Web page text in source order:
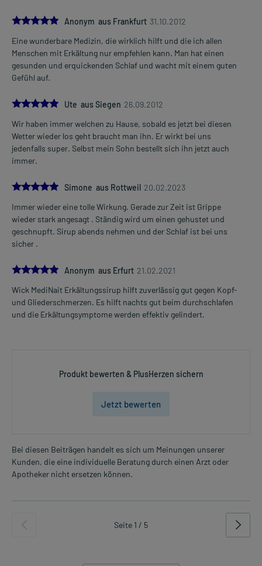
5.0Anonym aus Frankfurt 31.10.2012
Eine wunderbare Medizin, die wirklich hilft und die ich allen
Menschen mit Erkältung nur empfehlen kann. Man hat einen
gesunden und erquickenden Schlaf und wacht mit einem guten
Gefühl auf.
5.0
Ute aus Siegen 26.09.2012
Wir haben immer welchen zu Hause, sobald es jetzt bei diesen
Wetter wieder los geht braucht man ihn. Er wirkt bei uns
jedenfalls super. Selbst mein Sohn bestellt sich ihn jetzt auch
immer.
5.0
Simone aus Rottweil 20.02.2023
Immer wieder eine tolle Wirkung. Gerade zur Zeit ist Grippe
wieder stark angesagt . Ständig wird um einen gehustet und
geschnupft. Sirup abends nehmen und der Schlaf ist bei uns
sicher .
5.0Anonym aus Erfurt 21.02.2021
Wick MediNait Erkältungssirup hilft zuverlässig gut gegen Kopf-
und Gliederschmerzen. Es hilft nachts gut beim durchschlafen
und die Erkältungsymptome werden effektiv gelindert.
Produkt bewerten & PlusHerzen sichern
Jetzt bewerten
Bei diesen Beiträgen handelt es sich um Meinungen unserer
Kunden, die eine individuelle Beratung durch einen Arzt oder
Apotheker nicht ersetzen können.
Seite 1 / 5